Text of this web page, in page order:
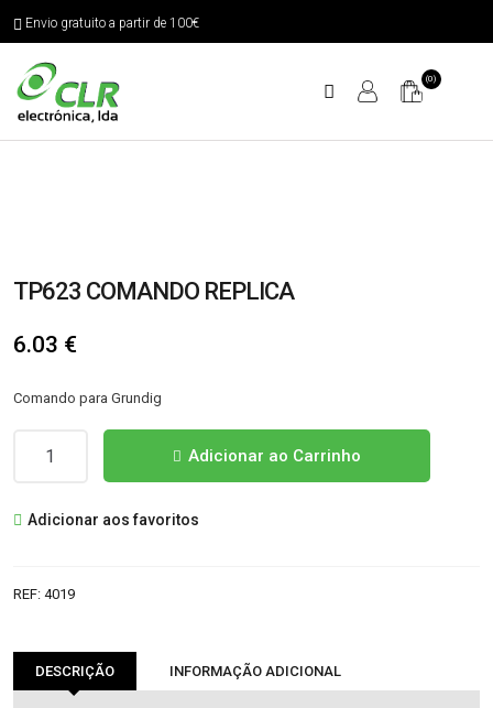
Envio gratuito a partir de 100€
(0)
TP623 COMANDO REPLICA
6.03 €
Comando para Grundig
COMANDO
Adicionar ao Carrinho
Adicionar aos favoritos
REF: 4019
DESCRIÇÃO INFORMAÇÃO ADICIONAL